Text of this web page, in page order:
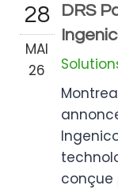
28
MAI
26
DRS
conçue